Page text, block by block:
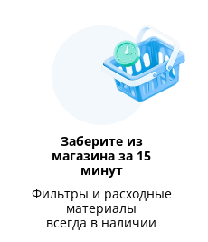
Заберите из
магазина за 15
минут
Фильтры и расходные
материалы
всегда в наличии